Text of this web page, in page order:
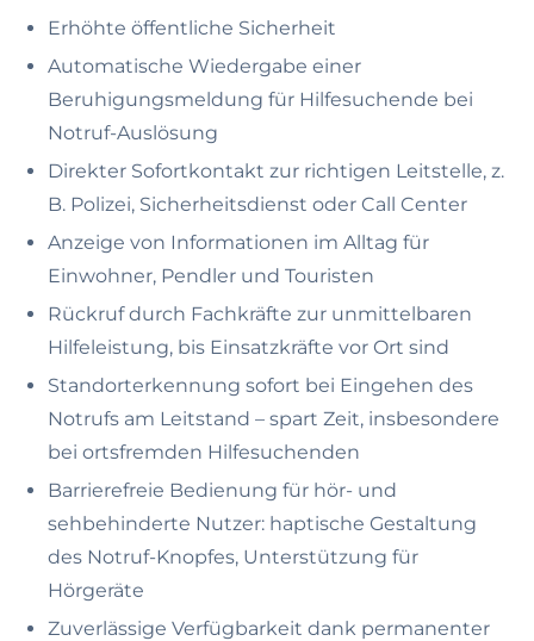
Erhöhte öffentliche Sicherheit
Automatische Wiedergabe einer
Beruhigungsmeldung für Hilfesuchende bei
Notruf-Auslösung
Direkter Sofortkontakt zur richtigen Leitstelle, z.
B. Polizei, Sicherheitsdienst oder Call Center
Anzeige von Informationen im Alltag für
Einwohner, Pendler und Touristen
Rückruf durch Fachkräfte zur unmittelbaren
Hilfeleistung, bis Einsatzkräfte vor Ort sind
Standorterkennung sofort bei Eingehen des
Notrufs am Leitstand – spart Zeit, insbesondere
bei ortsfremden Hilfesuchenden
Barrierefreie Bedienung für hör- und
sehbehinderte Nutzer: haptische Gestaltung
des Notruf-Knopfes, Unterstützung für
Hörgeräte
Zuverlässige Verfügbarkeit dank permanenter